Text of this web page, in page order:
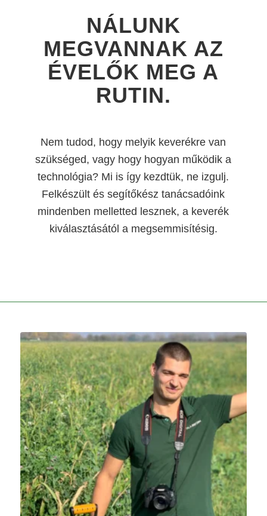
NÁLUNK
MEGVANNAK AZ
ÉVELŐK MEG A
RUTIN.
Nem tudod, hogy melyik keverékre van
szükséged, vagy hogy hogyan működik a
technológia? Mi is így kezdtük, ne izgulj.
Felkészült és segítőkész tanácsadóink
mindenben melletted lesznek, a keverék
kiválasztásától a megsemmisítésig.